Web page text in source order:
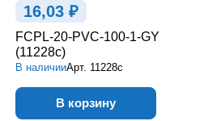
16,03 ₽
FCPL-20-PVC-100-1-GY
(11228c)
В наличииАрт. 11228c
В корзину